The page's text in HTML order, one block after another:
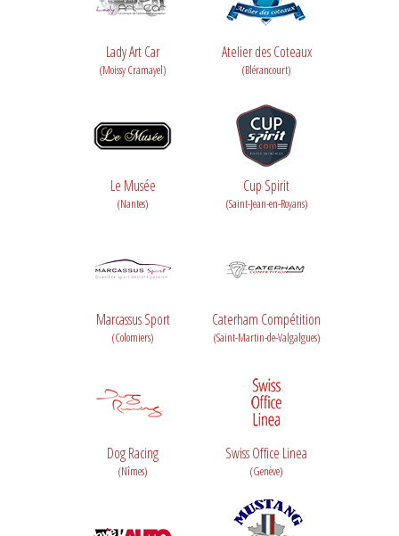
Lady Art Car
(Moissy Cramayel)
Atelier des Coteaux
(Blérancourt)
Le Musée
(Nantes)
Cup Spirit
(Saint-Jean-en-Royans)
Marcassus Sport
(Colomiers)
Caterham Compétition
(Saint-Martin-de-Valgalgues)
Dog Racing
(Nîmes)
Swiss Office Linea
(Genève)